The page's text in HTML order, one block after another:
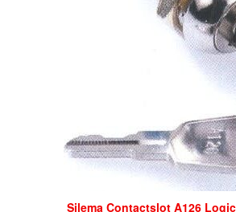
Silema Contactslot A126